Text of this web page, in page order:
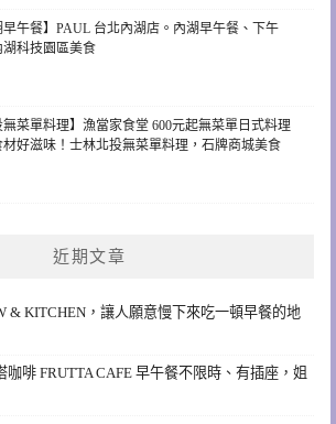
早午餐】PAUL 台北內湖店。內湖早午餐、下午
湖科技園區美食
無菜單料理】漁當家食堂 600元起無菜單日式料理
材好滋味！士林北投無菜單料理，石牌商城美食
近期文章
& KITCHEN，讓人願意慢下來吃一頓早餐的地
啡 FRUTTA CAFE 早午餐不限時、有插座，姐